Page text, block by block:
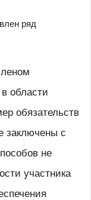
ряд
области
обязательств
заключены с
не
участника